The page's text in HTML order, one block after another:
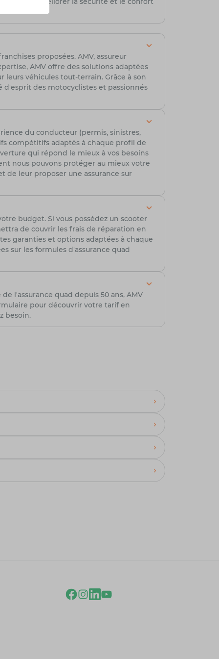
proposées. AMV, assureur
AMV offre des solutions adaptées
véhicules tout-terrain. Grâce à son
d'esprit des motocyclistes et passionnés
du conducteur (permis, sinistres,
compétitifs adaptés à chaque profil de
qui répond le mieux à vos besoins
nous pouvons protéger au mieux votre
de leur proposer une assurance sur
budget. Si vous possédez un scooter
de couvrir les frais de réparation en
garanties et options adaptées à chaque
sur les formules d'assurance quad
l'assurance quad depuis 50 ans, AMV
pour découvrir votre tarif en
besoin.